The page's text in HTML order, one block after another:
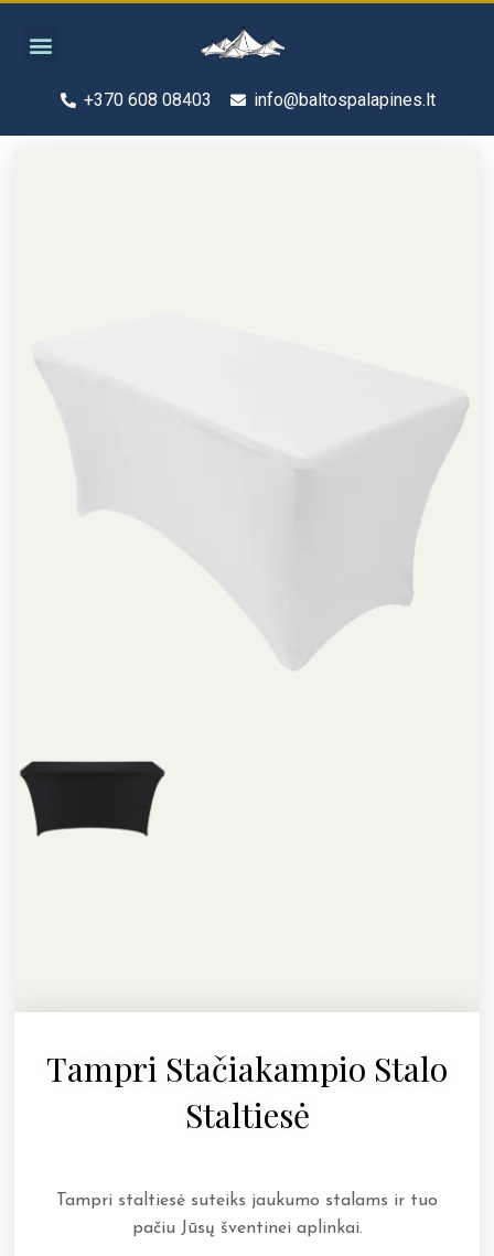
Menu
+370 608 08403 info@baltospalapines.lt
Tampri Stačiakampio Stalo
Staltiesė
Tampri staltiesė suteiks jaukumo stalams ir tuo
pačiu Jūsų šventinei aplinkai.